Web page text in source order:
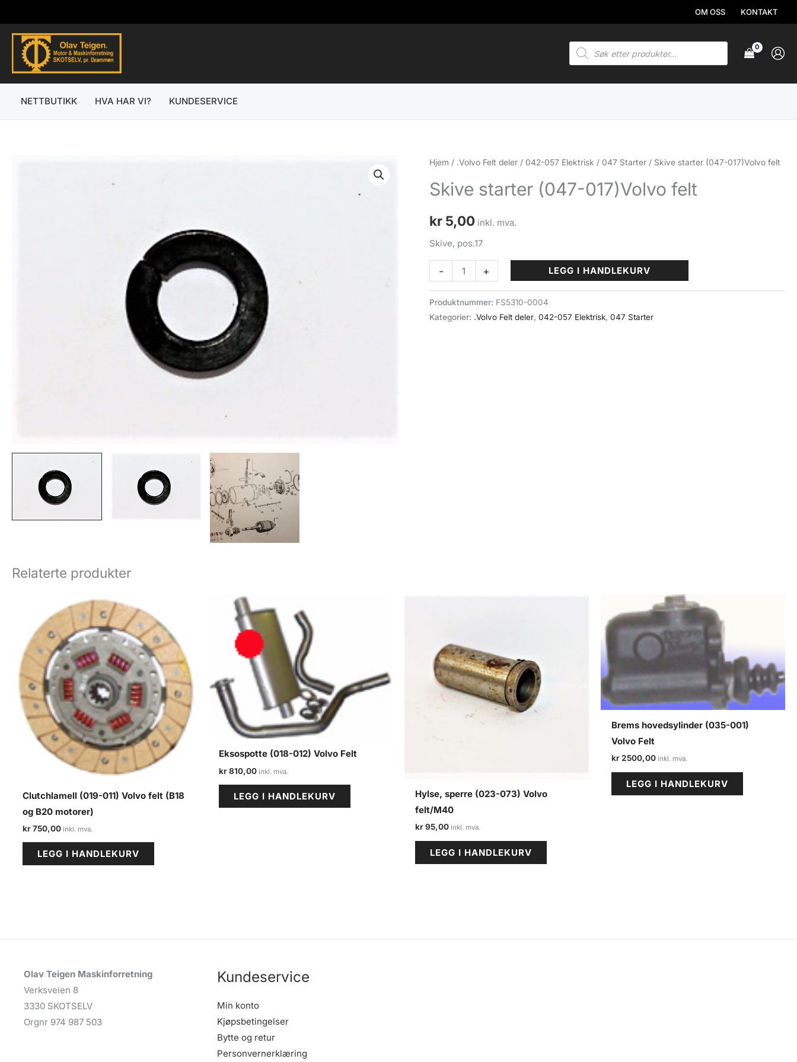
rett
innholdet
OM OSS KONTAKT
Products
search
NETTBUTIKK HVA HAR VI? KUNDESERVICE
Hjem / .Volvo Felt deler / 042-057 Elektrisk / 047 Starter / Skive starter (047-017)Volvo felt
Skive starter (047-017)Volvo felt
kr 5,00 inkl. mva.
Skive, pos.17
-
starter
(047-
017)Volvo
+ LEGG I HANDLEKURV
Produktnummer: FS5310-0004
Kategorier: .Volvo Felt deler,042-057 Elektrisk,047 Starter
Relaterte produkter
Clutchlamell (019-011) Volvo felt (B18
og B20 motorer)
kr750,00
LEGG I HANDLEKURV
Eksospotte (018-012) Volvo Felt
kr810,00
LEGG I HANDLEKURV
Hylse, sperre (023-073) Volvo
felt/M40
kr95,00
LEGG I HANDLEKURV
Brems hovedsylinder (035-001)
Volvo Felt
kr2500,00
LEGG I HANDLEKURV
Olav Teigen Maskinforretning
Verksveien 8
3330 SKOTSELV
Orgnr 974 987 503
Kundeservice
Min konto
Kjøpsbetingelser
Bytte og retur
Personvernerklæring